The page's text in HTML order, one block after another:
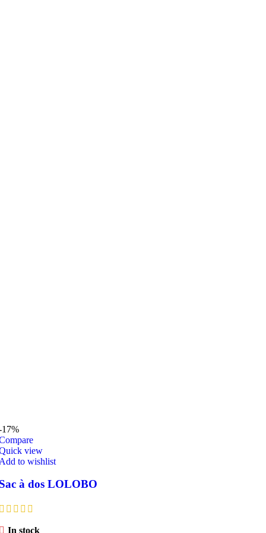
17%
view
to wishlist
à dos LOLOBO
In stock